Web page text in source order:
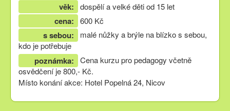
věk: dospělí a velké děti od 15 let
cena: 600 Kč
s sebou:
malé nůžky a brýle na blízko s sebou,
kdo je potřebuje
poznámka:
Cena kurzu pro pedagogy včetně
osvědčení je 800,- Kč.
Místo konání akce: Hotel Popelná 24, Nicov